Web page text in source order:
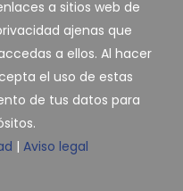
a sitios web de
ajenas que
a ellos. Al hacer
el uso de estas
de tus datos para
| Aviso legal